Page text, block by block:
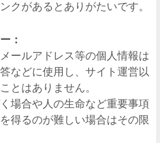
クがあるとありがたいです。
：
ールアドレス等の個人情報は
などに使用し、サイト運営以
とはありません。
場合や人の生命など重要事項
得るのが難しい場合はその限